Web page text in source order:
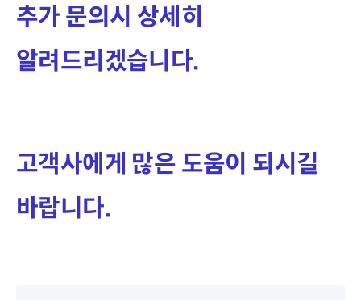
추가 문의시 상세히
알려드리겠습니다.
고객사에게 많은 도움이 되시길
바랍니다.